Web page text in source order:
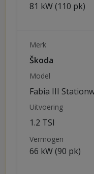
81 kW (110 pk)
Merk
Škoda
Model
Fabia III
Uitvoering
1.2 TSI
Vermogen
66 kW (90 pk)